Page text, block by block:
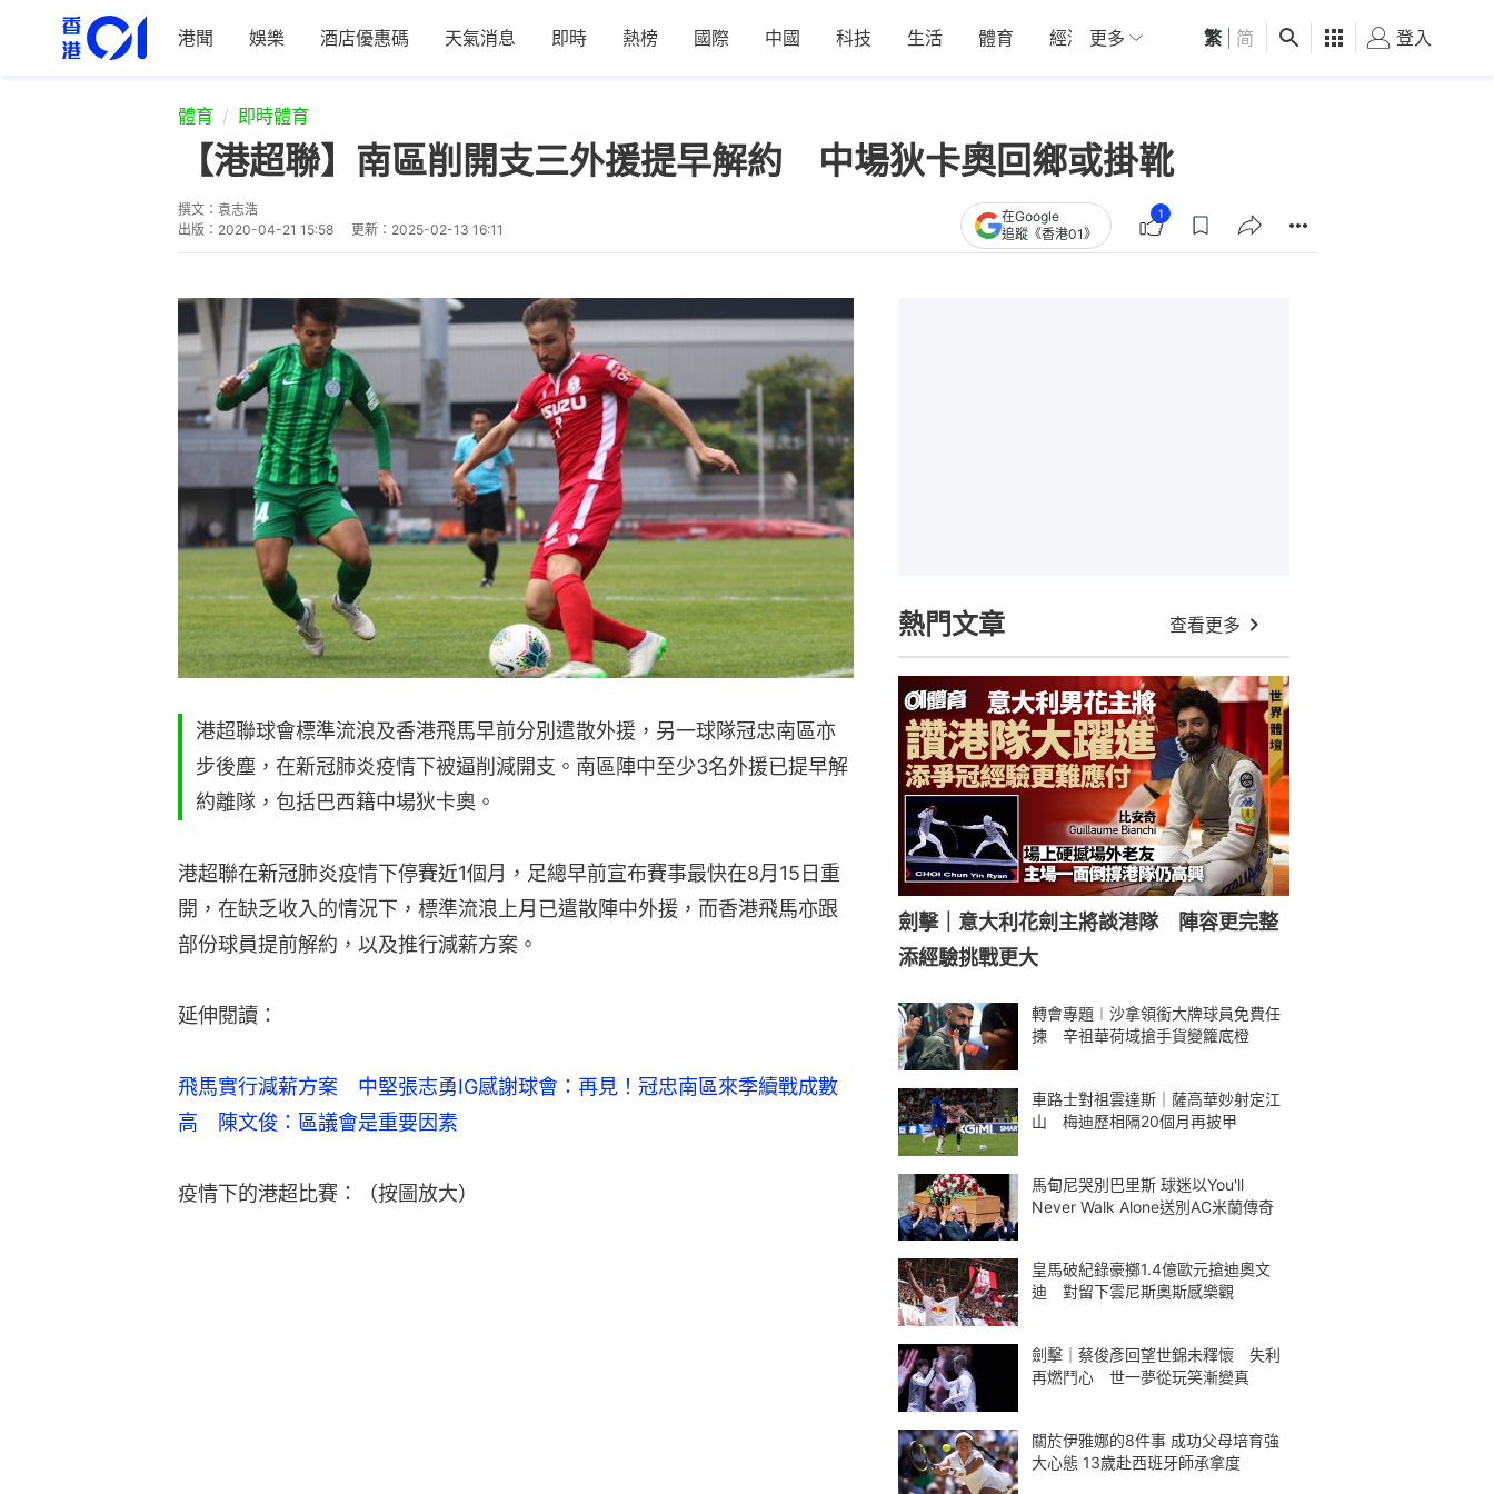
港聞 娛樂 酒店優惠碼 天氣消息 即時 熱榜 國際 中國 科技 生活 體育 經濟 01深圳 觀點 健康 好食玩飛
更多 繁 简 登入
體育 即時體育
【港超聯】南區削開支三外援提早解約 中場狄卡奧回鄉或掛靴
撰文： 袁志浩
出版： 2020-04-21 15:58 更新： 2025-02-13 16:11
在Google
追蹤《香港01》
1
港超聯球會標準流浪及香港飛馬早前分別遣散外援，另一球隊冠忠南區亦
步後塵，在新冠肺炎疫情下被逼削減開支。南區陣中至少3名外援已提早解
約離隊，包括巴西籍中場狄卡奧。
港超聯在新冠肺炎疫情下停賽近1個月，足總早前宣布賽事最快在8月15日重
開，在缺乏收入的情況下，標準流浪上月已遣散陣中外援，而香港飛馬亦跟
部份球員提前解約，以及推行減薪方案。
延伸閱讀：
飛馬實行減薪方案　中堅張志勇IG感謝球會：再見！ 冠忠南區來季續戰成數
高　陳文俊：區議會是重要因素
疫情下的港超比賽：（按圖放大）
熱門文章 查看更多
劍擊｜意大利花劍主將談港隊 陣容更完整
添經驗挑戰更大
轉會專題︱沙拿領銜大牌球員免費任
揀 辛祖華荷域搶手貨變籮底橙
車路士對祖雲達斯｜薩高華妙射定江
山 梅迪歷相隔20個月再披甲
馬甸尼哭別巴里斯 球迷以You'll
Never Walk Alone送別AC米蘭傳奇
皇馬破紀錄豪擲1.4億歐元搶迪奧文
迪 對留下雲尼斯奧斯感樂觀
劍擊｜蔡俊彥回望世錦未釋懷 失利
再燃鬥心 世一夢從玩笑漸變真
關於伊雅娜的8件事 成功父母培育強
大心態 13歲赴西班牙師承拿度